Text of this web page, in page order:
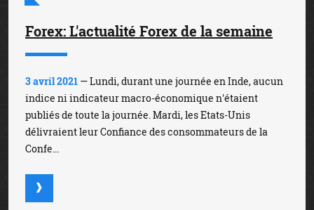
Forex: L'actualité Forex de la semaine
3 avril 2021 — Lundi, durant une journée en Inde, aucun
indice ni indicateur macro-économique n'étaient
publiés de toute la journée. Mardi, les Etats-Unis
délivraient leur Confiance des consommateurs de la
Confe...